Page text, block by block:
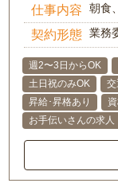
仕事内容 朝食
契約形態 業務
週2〜3日からOK
土日祝のみOK
昇給･昇格あり
お手伝いさんの求人